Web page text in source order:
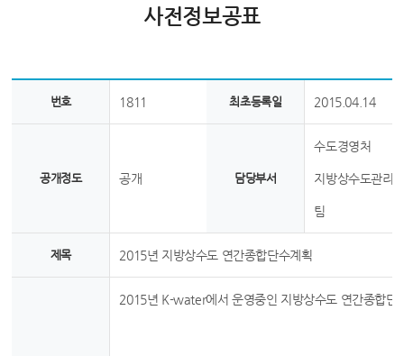
사전정보공표
번호 1811 최초등록일 2015.04.14
공개정도 공개 담당부서
수도경영처
지방상수도관리
팀
제목 2015년 지방상수도 연간종합단수계획
2015년 K-water에서 운영중인 지방상수도 연간종합단